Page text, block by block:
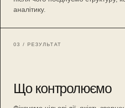
аналітику.
03 / РЕЗУЛЬТАТ
Що контролюємо